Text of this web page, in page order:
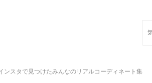
for:
スタで見つけたみんなのリアルコーディネート集